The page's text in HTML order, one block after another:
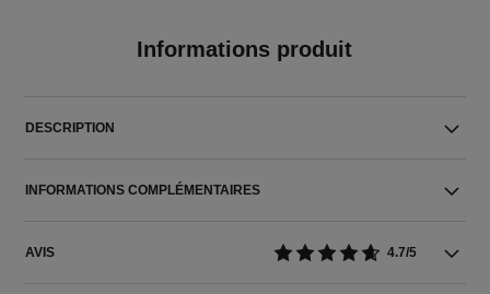
Informations produit
DESCRIPTION
INFORMATIONS COMPLÉMENTAIRES
AVIS 4.7/5